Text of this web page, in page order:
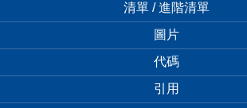
清單 / 進階清單
圖片
代碼
引用